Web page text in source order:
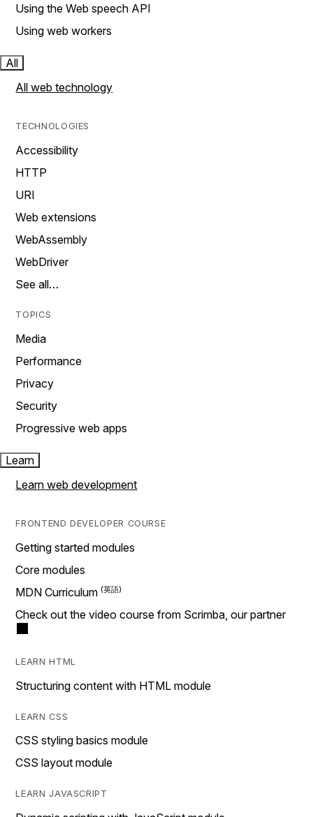
Using the Web speech API
Using web workers
All
All web technology
TECHNOLOGIES
Accessibility
HTTP
URI
Web extensions
WebAssembly
WebDriver
See all…
TOPICS
Media
Performance
Privacy
Security
Progressive web apps
Learn
Learn web development
FRONTEND DEVELOPER COURSE
Getting started modules
Core modules
MDN Curriculum
Check out the video course from Scrimba, our partner
LEARN HTML
Structuring content with HTML module
LEARN CSS
CSS styling basics module
CSS layout module
LEARN JAVASCRIPT